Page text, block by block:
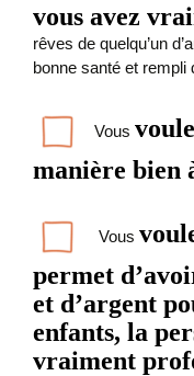
vous avez
rêves de quelqu’un
bonne santé et rempli
Vous
manière bien
Vous
permet
et d’argent
enfants, la
vraiment